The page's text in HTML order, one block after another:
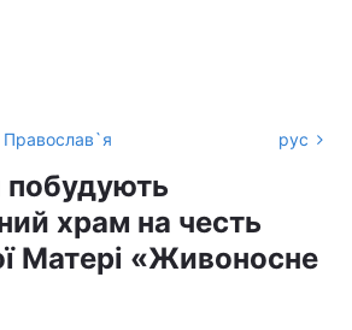
Православ`я рус
побудують
храм на честь
Матері «Живоносне